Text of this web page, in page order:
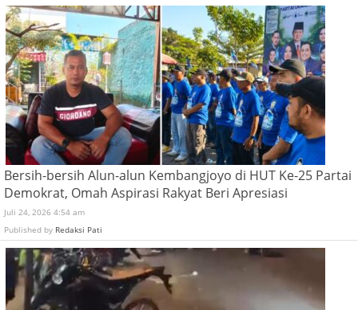
Bersih-bersih Alun-alun Kembangjoyo di HUT Ke-25 Partai
Demokrat, Omah Aspirasi Rakyat Beri Apresiasi
Juli 24, 2026 4:54 am
Published by Redaksi Pati